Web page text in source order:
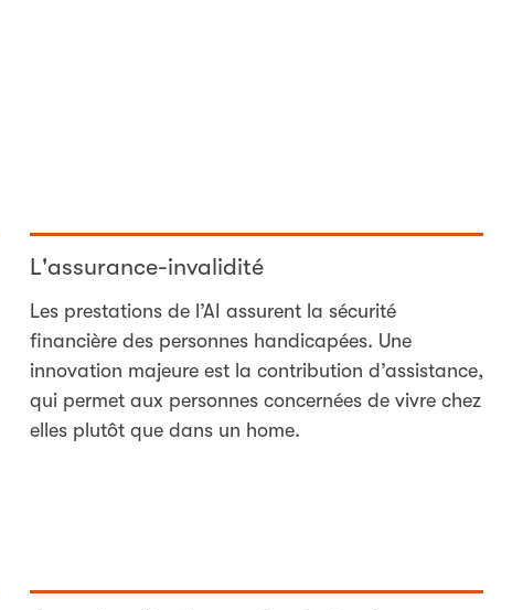
L'assurance-invalidité
Les prestations de l’AI assurent la sécurité
financière des personnes handicapées. Une
innovation majeure est la contribution d’assistance,
qui permet aux personnes concernées de vivre chez
elles plutôt que dans un home.